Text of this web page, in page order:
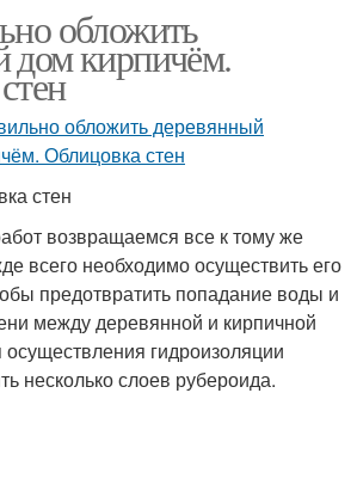
обложить
дом кирпичём.
стен
возвращаемся все к тому же
всего необходимо осуществить его
предотвратить попадание воды и
между деревянной и кирпичной
гидроизоляции
несколько слоев рубероида.